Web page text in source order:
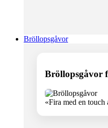
Bröllopsgåvor
Bröllopsgåvor
«Fira med en